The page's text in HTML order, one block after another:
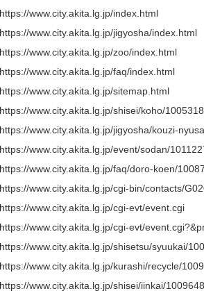
https://www.city.akita.lg.jp/index.html
https://www.city.akita.lg.jp/jigyosha/index.html
https://www.city.akita.lg.jp/zoo/index.html
https://www.city.akita.lg.jp/faq/index.html
https://www.city.akita.lg.jp/sitemap.html
https://www.city.akita.lg.jp/shisei/koho/
https://www.city.akita.lg.jp/jigyosha/kouzi-
https://www.city.akita.lg.jp/event/sodan/
https://www.city.akita.lg.jp/faq/doro-koen/
https://www.city.akita.lg.jp/cgi-bin/contacts/
https://www.city.akita.lg.jp/cgi-evt/event.cgi
https://www.city.akita.lg.jp/cgi-evt/
https://www.city.akita.lg.jp/shisetsu/syuukai/
https://www.city.akita.lg.jp/kurashi/recycle/
https://www.city.akita.lg.jp/shisei/iinkai/